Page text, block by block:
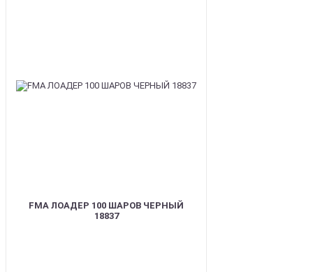
FMA ЛОАДЕР 100 ШАРОВ ЧЕРНЫЙ
18837